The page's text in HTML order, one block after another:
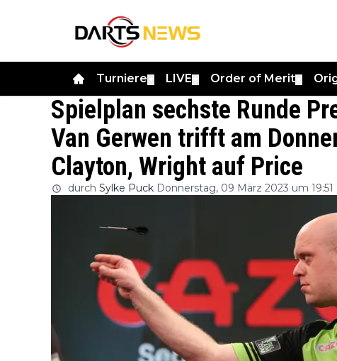
Turniere LIVE Order of Merit
Spielplan sechste Runde
Van Gerwen trifft am
Clayton, Wright auf Price
durch Sylke Puck Donnerstag, 09 März 2023 um 19:51